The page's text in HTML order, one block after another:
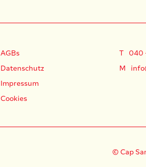
AGBs
Datenschutz
Impressum
Cookies
T
040
M
© Cap